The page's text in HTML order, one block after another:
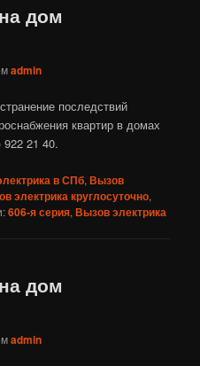
дом
admin
последствий
квартир в домах
21 40.
в СПб,Вызов
электрика круглосуточно,
606-я серия,Вызов электрика
дом
admin